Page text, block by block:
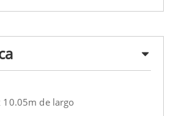
10.05m de largo